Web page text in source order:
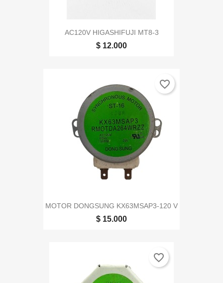
AC120V HIGASHIFUJI MT8-3
$ 12.000
MOTOR DONGSUNG KX63MSAP3-120 V
$ 15.000
favorite_border
favorite_border